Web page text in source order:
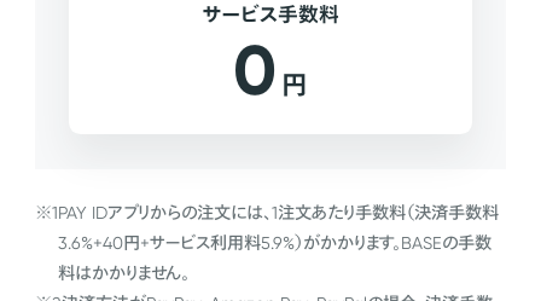
サービス手数料
0 円
※1PAY IDアプリからの注文には、1注文あたり手数料（決済手数料
3.6%+40円+サービス利用料5.9%）がかかります。BASEの手数
料はかかりません。